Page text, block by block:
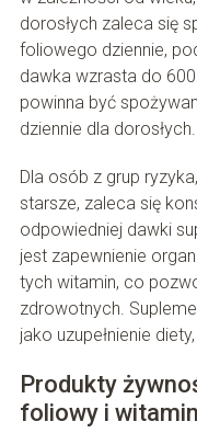
dorosłych zaleca się
foliowego dziennie,
dawka wzrasta do
powinna być
dziennie dla dorosłych.
Dla osób z grup
starsze, zaleca się
odpowiedniej dawki
jest zapewnienie
tych witamin, co
zdrowotnych.
jako uzupełnienie
Produkty
foliowy i